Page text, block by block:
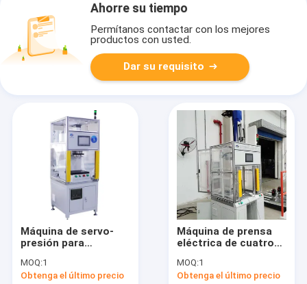
Ahorre su tiempo
Permítanos contactar con los mejores
productos con usted.
Dar su requisito
Máquina de servo-
presión para
precisión
MOQ:1
Obtenga el último precio
Máquina de prensa
eléctrica de cuatro
para materiales de
acero, aluminio,
MOQ:1
Obtenga el último precio